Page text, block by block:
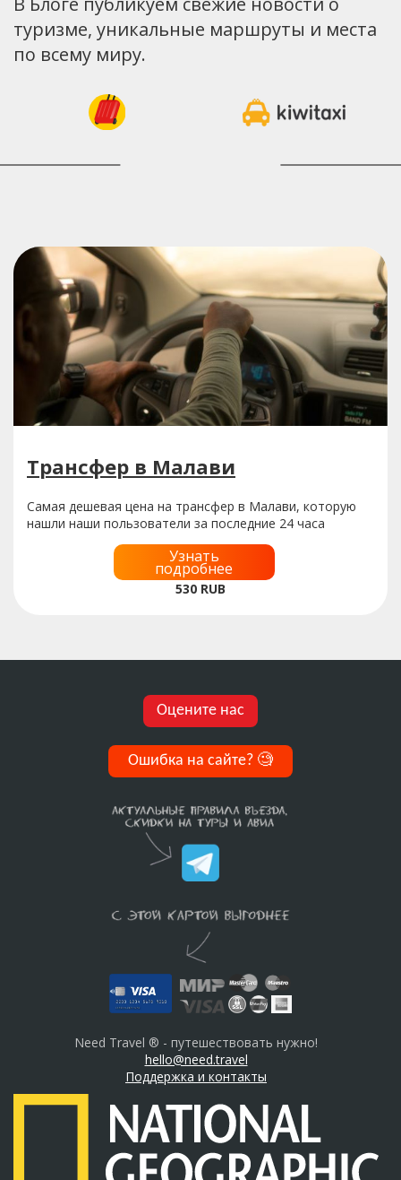
туризме, уникальные маршруты и места
по всему миру.
Трансфер в Малави
Самая дешевая цена на трансфер в Малави, которую
нашли наши пользователи за последние 24 часа
Узнать
подробнее
530 RUB
Оцените нас
Ошибка на сайте? 🧐
Need Travel ® - путешествовать нужно!
hello@need.travel
Поддержка и контакты